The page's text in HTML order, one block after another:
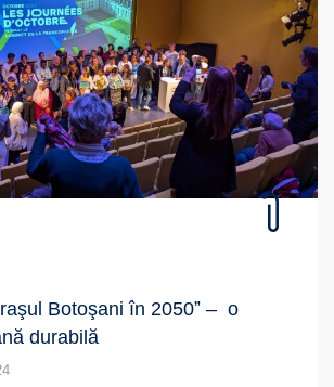
Botoşani în 2050ˮ – o
durabilă